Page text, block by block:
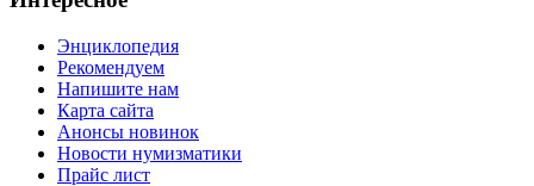
Энциклопедия
Рекомендуем
Напишите нам
Карта сайта
Анонсы новинок
Новости нумизматики
Прайс лист